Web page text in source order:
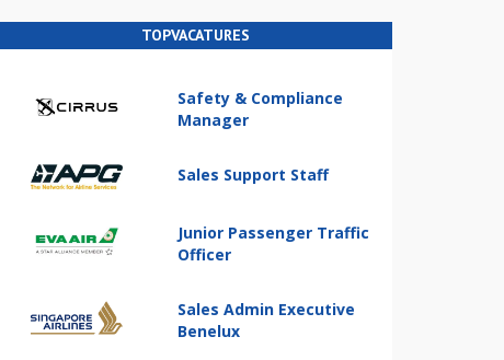
TOPVACATURES
Safety & Compliance
Manager
Sales Support Staff
Junior Passenger Traffic
Officer
Sales Admin Executive
Benelux